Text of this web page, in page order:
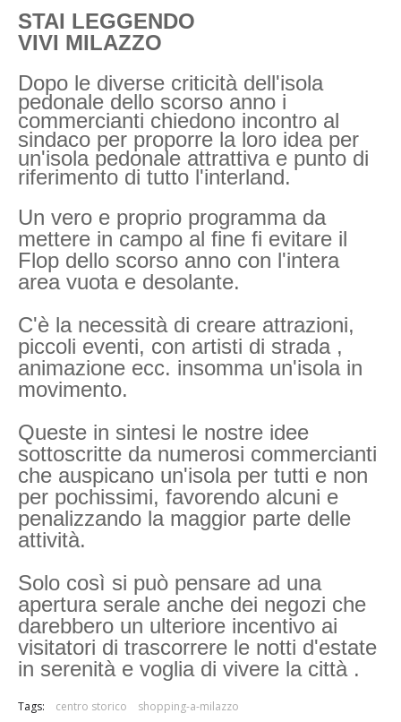
STAI LEGGENDO
VIVI MILAZZO
Dopo le diverse criticità dell'isola
pedonale dello scorso anno i
commercianti chiedono incontro al
sindaco per proporre la loro idea per
un'isola pedonale attrattiva e punto di
riferimento di tutto l'interland.
Un vero e proprio programma da
mettere in campo al fine fi evitare il
Flop dello scorso anno con l'intera
area vuota e desolante.
C'è la necessità di creare attrazioni,
piccoli eventi, con artisti di strada ,
animazione ecc. insomma un'isola in
movimento.
Queste in sintesi le nostre idee
sottoscritte da numerosi commercianti
che auspicano un'isola per tutti e non
per pochissimi, favorendo alcuni e
penalizzando la maggior parte delle
attività.
Solo così si può pensare ad una
apertura serale anche dei negozi che
darebbero un ulteriore incentivo ai
visitatori di trascorrere le notti d'estate
in serenità e voglia di vivere la città .
Tags: centro storico shopping-a-milazzo